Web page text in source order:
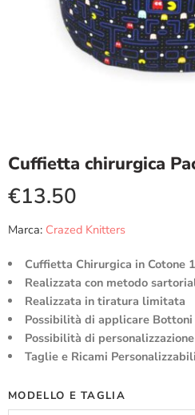
Cuffietta chirurgica
€13.50
Marca: Crazed Knitters
Cuffietta Chirurgica in Cotone
Realizzata con metodo
Realizzata in tiratura limitata
Possibilità di applicare
Possibilità di
Taglie e Ricami
MODELLO E TAGLIA